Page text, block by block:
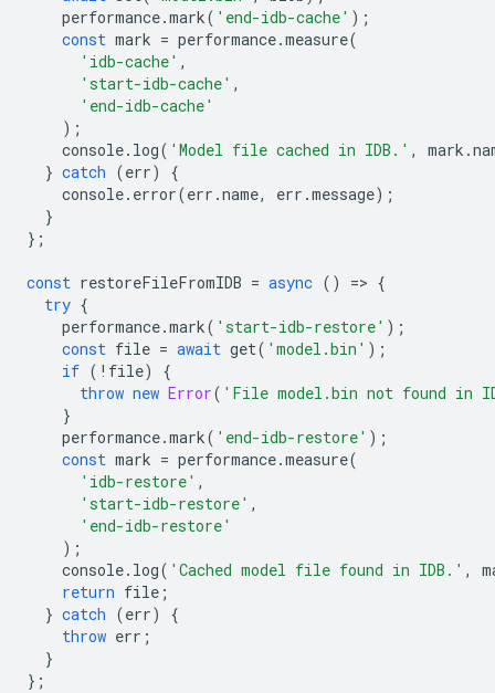
performance.mark( 'end-idb-cache' );
const mark = performance.measure(
'idb-cache' ,
'start-idb-cache' ,
'end-idb-cache'
);
console. log( 'Model file cached in IDB.' , mark .
} catch (err)
{
console. error(err .name, err .message);
}
};
const restoreFileFromIDB = async () => {
try {
performance.mark( 'start-idb-restore' );
const file = await get( 'model.bin' );
if ( ! file)
{
throw new Error( 'File model.bin not found in
}
performance.mark( 'end-idb-restore' );
const mark = performance.measure(
'idb-restore' ,
'start-idb-restore' ,
'end-idb-restore'
);
console. log( 'Cached model file found in IDB.' ,
return file ;
} catch (err)
{
throw err ;
}
};